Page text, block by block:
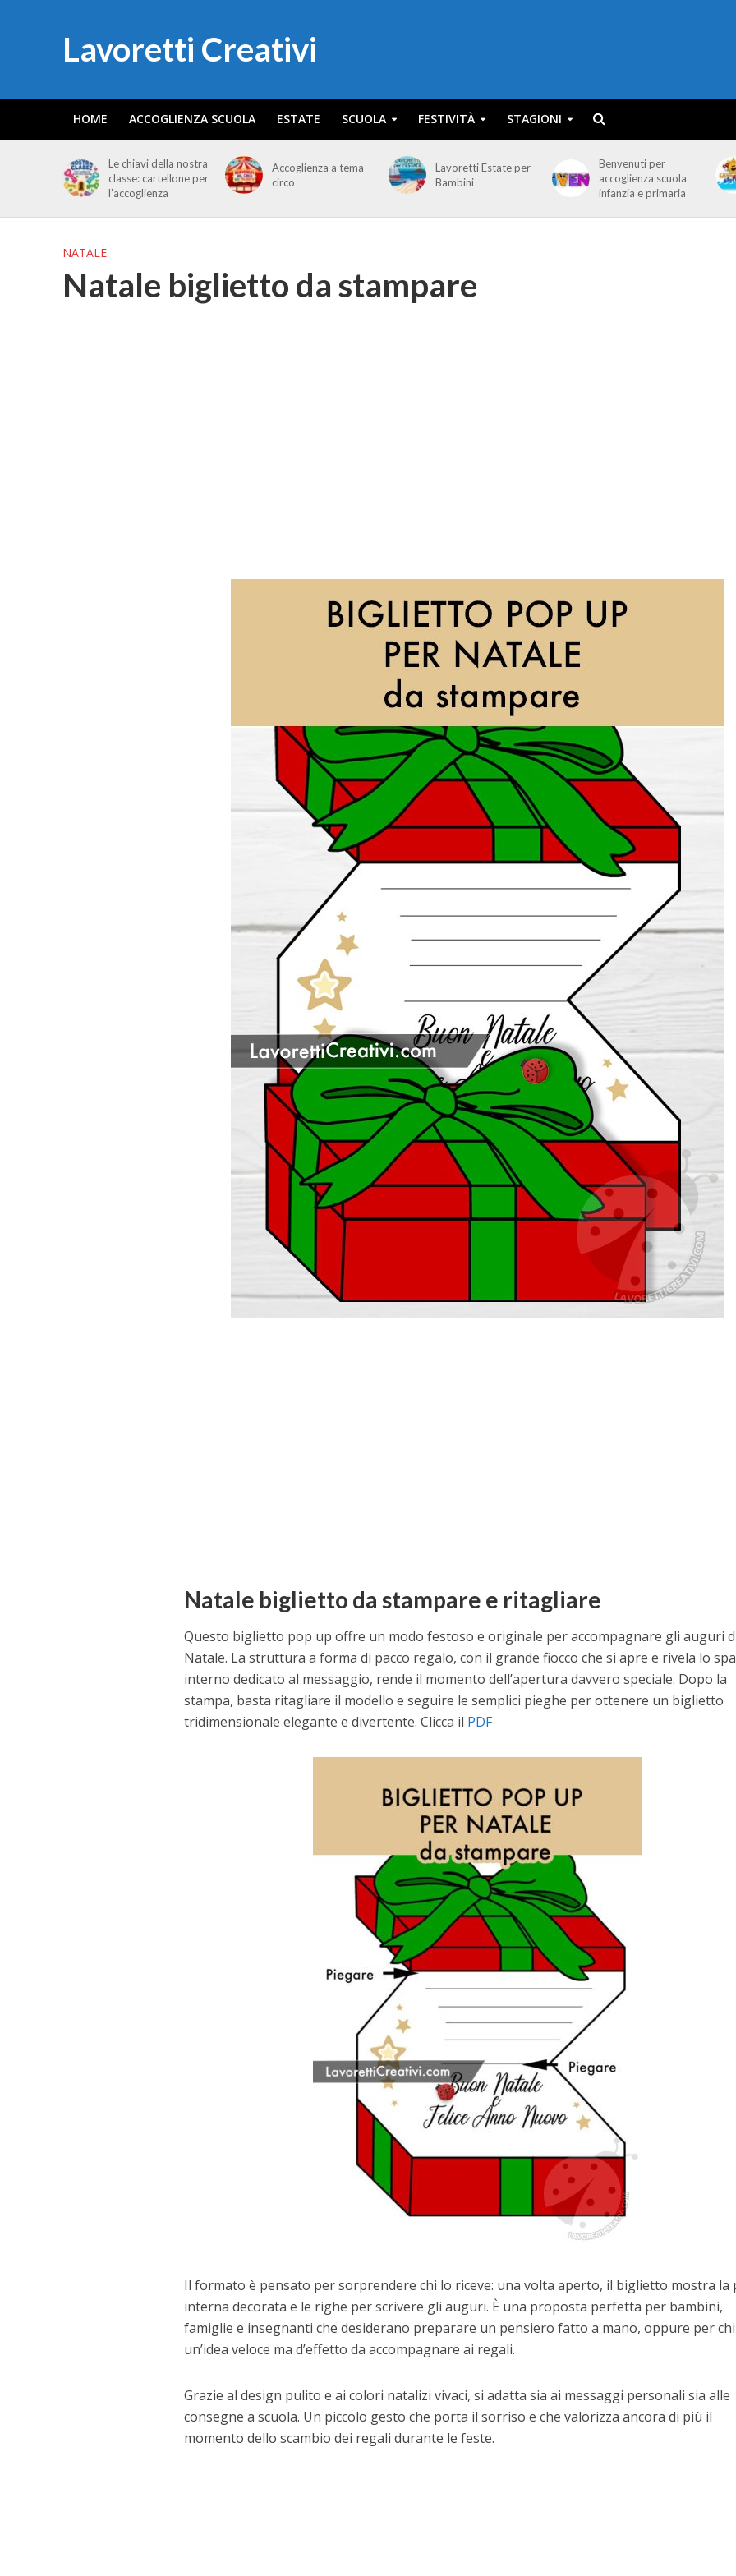
Lavoretti Creativi
HOME ACCOGLIENZA SCUOLA ESTATE SCUOLA FESTIVITÀ STAGIONI
Le chiavi della nostra
classe: cartellone per
l’accoglienza
Accoglienza a tema
circo
Lavoretti Estate per
Bambini
Benvenuti per
accoglienza scuola
infanzia e primaria
NATALE
Natale biglietto da stampare
Natale biglietto da stampare e ritagliare
Questo biglietto pop up offre un modo festoso e originale per accompagnare gli auguri
Natale. La struttura a forma di pacco regalo, con il grande fiocco che si apre e rivela lo
interno dedicato al messaggio, rende il momento dell’apertura davvero speciale. Dopo la
stampa, basta ritagliare il modello e seguire le semplici pieghe per ottenere un biglietto
tridimensionale elegante e divertente. Clicca il PDF
Il formato è pensato per sorprendere chi lo riceve: una volta aperto, il biglietto mostra la
interna decorata e le righe per scrivere gli auguri. È una proposta perfetta per bambini,
famiglie e insegnanti che desiderano preparare un pensiero fatto a mano, oppure per chi
un’idea veloce ma d’effetto da accompagnare ai regali.
Grazie al design pulito e ai colori natalizi vivaci, si adatta sia ai messaggi personali sia alle
consegne a scuola. Un piccolo gesto che porta il sorriso e che valorizza ancora di più il
momento dello scambio dei regali durante le feste.